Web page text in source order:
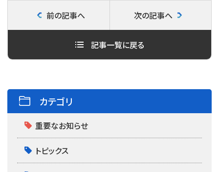
c
e
o
k
i
t
e
n
e
前の記事へ
記事一覧に戻る
次の記事へ
カテゴリ
重要なお知らせ
トピックス